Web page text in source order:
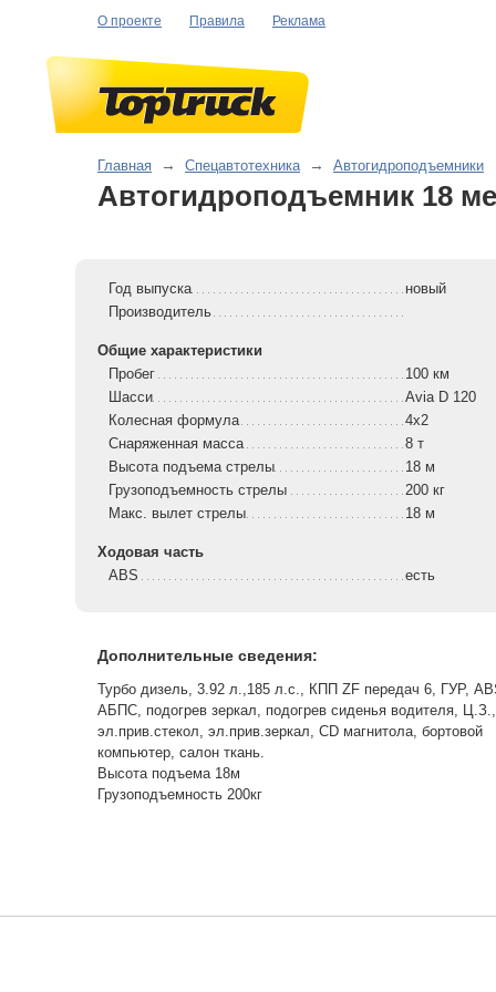
О проекте Правила Реклама
Главная → Спецавтотехника → Автогидроподъемники
Автогидроподъемник 18
Год выпуска
новый
Производитель
Общие характеристики
Пробег
100 км
Шасси
Avia D 120
Колесная формула
4x2
Снаряженная масса
8 т
Высота подъема стрелы
18 м
Грузоподъемность стрелы
200 кг
Макс. вылет стрелы
18 м
Ходовая часть
ABS
есть
Дополнительные сведения:
Турбо дизель, 3.92 л.,185 л.с., КПП ZF передач 6, ГУР,
АБПС, подогрев зеркал, подогрев сиденья водителя, Ц.З.,
эл.прив.стекол, эл.прив.зеркал, CD магнитола, бортовой
компьютер, салон ткань.
Высота подъема 18м
Грузоподъемность 200кг